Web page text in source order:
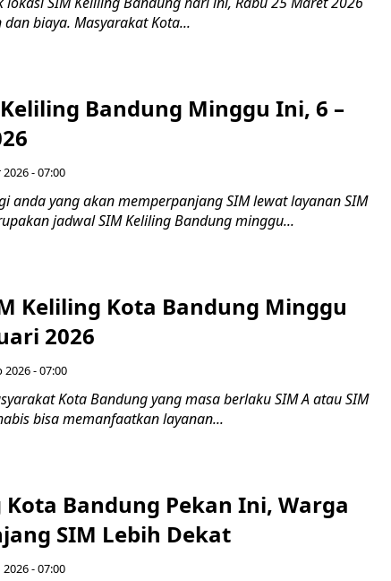
biaya. Masyarakat Kota...
Bandung Minggu Ini, 6 –
- 07:00
anda yang akan memperpanjang SIM lewat layanan SIM
jadwal SIM Keliling Bandung minggu...
Keliling Kota Bandung Minggu
2026
2026 - 07:00
Kota Bandung yang masa berlaku SIM A atau SIM
bisa memanfaatkan layanan...
Kota Bandung Pekan Ini, Warga
SIM Lebih Dekat
2026 - 07:00